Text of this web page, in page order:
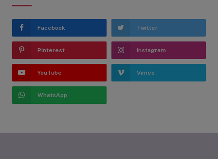
Facebook Twitter
Pinterest Instagram
YouTube Vimeo
WhatsApp